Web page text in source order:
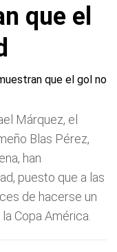
que el
Márquez, el
Blas Pérez,
han
puesto que a las
de hacerse un
Copa América.